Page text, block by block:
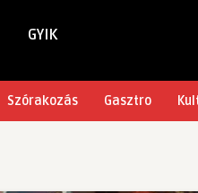
GYIK
Szórakozás Gasztro